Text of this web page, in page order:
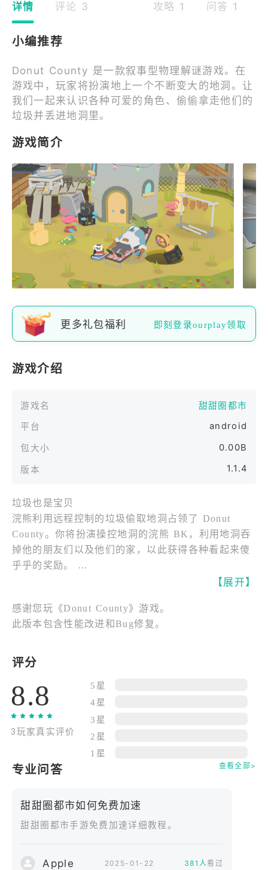
详情 评论 3 攻略 1 问答 1
小编推荐
Donut County 是一款叙事型物理解谜游戏。在
游戏中，玩家将扮演地上一个不断变大的地洞。让
我们一起来认识各种可爱的角色、偷偷拿走他们的
垃圾并丢进地洞里。
游戏简介
更多礼包福利 即刻登录ourplay领取
游戏介绍
游戏名
甜甜圈都市
平台
android
包大小 0.00B
版本 1.1.4
垃圾也是宝贝
浣熊利用远程控制的垃圾偷取地洞占领了 Donut
County。你将扮演操控地洞的浣熊 BK，利用地洞吞
掉他的朋友们以及他们的家，以此获得各种看起来傻
乎乎的奖励。
有一天，BK 不小心掉进了自己挖出的一个地洞里，
的居民们。他们全部被困在距离地面 999 英尺的地底
之下，浣熊必须给他们一个解释！
- 探索每个角色的家，注意看每个人的家都有着独特
- 移动地洞吞掉他们的东西，地洞会随着每次吞噬变
得越来越大。
- 在地洞中组合各种物体可获得神奇的效果：熬汤、
饲养兔子、发射烟火，等等。
- 将各种东西弹射到地洞外面。你可以通过这种手段
来解谜...或单纯地当一个破坏王。
存在。
和 The Unfinished Swan 的设计者 Ben Esposito 创
（用于研究）以及与一只浣熊发生一场命中注定的邂
【展开】
感谢您玩《Donut County》游戏。
此版本包含性能改进和Bug修复。
评分
8.8
3玩家真实评价
5星
4星
3星
2星
1星
专业问答 查看全部>
甜甜圈都市如何免费加速
甜甜圈都市手游免费加速详细教程。
Apple 2025-01-22 381人看过